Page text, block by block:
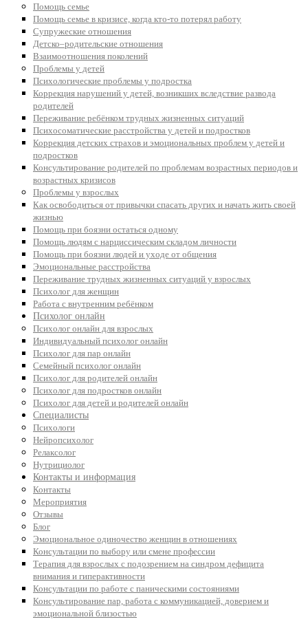
Помощь семье
Помощь семье в кризисе, когда кто-то потерял работу
Супружеские отношения
Детско–родительские отношения
Взаимоотношения поколений
Проблемы у детей
Психологические проблемы у подростка
Коррекция нарушений у детей, возникших вследствие развода
родителей
Переживание ребёнком трудных жизненных ситуаций
Психосоматические расстройства у детей и подростков
Коррекция детских страхов и эмоциональных проблем у детей и
подростков
Консультирование родителей по проблемам возрастных периодов и
возрастных кризисов
Проблемы у взрослых
Как освободиться от привычки спасать других и начать жить своей
жизнью
Помощь при боязни остаться одному
Помощь людям с нарциссическим складом личности
Помощь при боязни людей и уходе от общения
Эмоциональные расстройства
Переживание трудных жизненных ситуаций у взрослых
Психолог для женщин
Работа с внутренним ребёнком
Психолог онлайн
Психолог онлайн для взрослых
Индивидуальный психолог онлайн
Психолог для пар онлайн
Семейный психолог онлайн
Психолог для родителей онлайн
Психолог для подростков онлайн
Психолог для детей и родителей онлайн
Специалисты
Психологи
Нейропсихолог
Релаксолог
Нутрициолог
Контакты и информация
Контакты
Мероприятия
Отзывы
Блог
Эмоциональное одиночество женщин в отношениях
Консультации по выбору или смене профессии
Терапия для взрослых с подозрением на синдром дефицита
внимания и гиперактивности
Консультации по работе с паническими состояниями
Консультирование пар, работа с коммуникацией, доверием и
эмоциональной близостью